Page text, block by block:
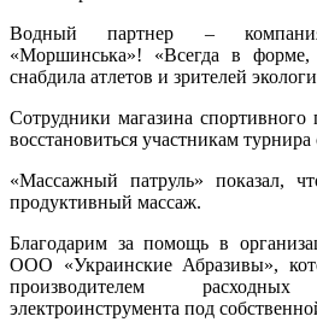
Водный партнер –
«Моршинська»! «Всегда в
снабдила атлетов и зрителей
Сотрудники магазина
восстановиться участникам
«Массажный патруль» показал,
продуктивный массаж.
Благодарим за помощь в
ООО «Украинские Абразивы»,
производителем
электроинструмента под